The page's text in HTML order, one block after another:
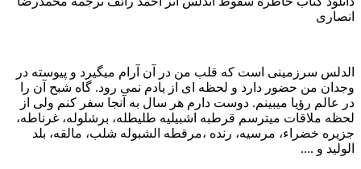
انصاری
الدلس سرزمینی است که قلب من در آن آرام میگیرد و پیوسته در
وجدان من حضور دارد و لحظه ای از یادم نمی رود. گاه شبح آن را
در عالم رؤیا میبینم. دوست دارم هر سال به آنجا سفر کنم ولی از
لحظه ملاقات میترسم قرطبه اشبیلیه طلیطله، برشلوله، غرناطه،
جزیره خضراء، مرسیه، رنده ،مرقطه الشبوله شلب، مالقه، بلد
الوليد و ....